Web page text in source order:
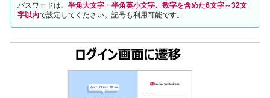
パスワードは、 半角大文字・半角英小文字、数字を含めた6文字～32文
字以内で設定してください。記号も利用可能です。